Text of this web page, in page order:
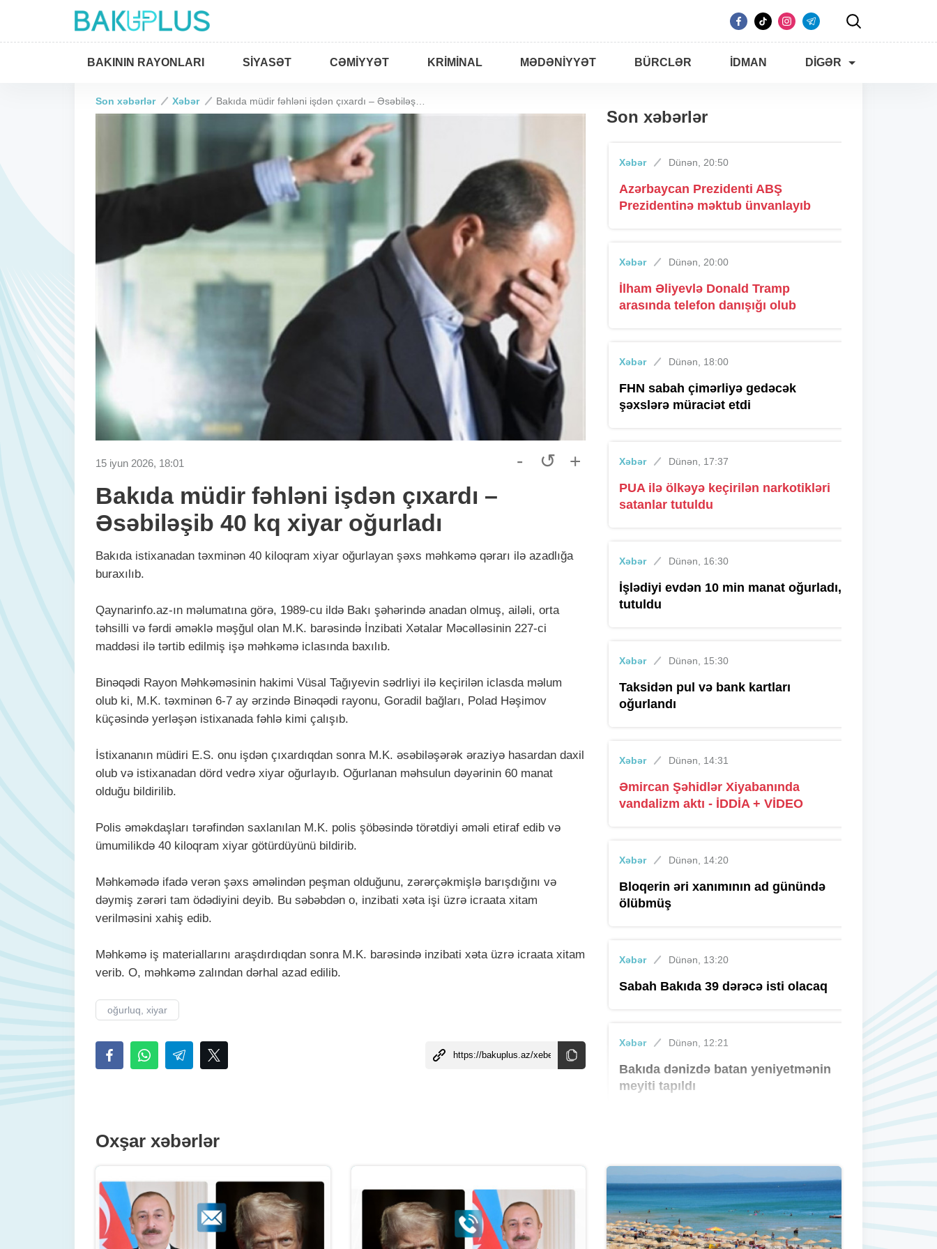
BAKININ RAYONLARI SIYASƏT CƏMIYYƏT KRIMINAL MƏDƏNIYYƏT BÜRCLƏR İDMAN DIGƏR
Son xəbərlər Xəbər
15 iyun 2026, 18:01 - ↺ +
Bakıda müdir fəhləni işdən çıxardı –
Əsəbiləşib 40 kq xiyar oğurladı
Bakıda istixanadan təxminən 40 kiloqram xiyar oğurlayan şəxs məhkəmə qərarı ilə azadlığa
buraxılıb.
Qaynarinfo.az-ın məlumatına görə, 1989-cu ildə Bakı şəhərində anadan olmuş, ailəli, orta
təhsilli və fərdi əməklə məşğul olan M.K. barəsində İnzibati Xətalar Məcəlləsinin 227-ci
maddəsi ilə tərtib edilmiş işə məhkəmə iclasında baxılıb.
Binəqədi Rayon Məhkəməsinin hakimi Vüsal Tağıyevin sədrliyi ilə keçirilən iclasda məlum
olub ki, M.K. təxminən 6-7 ay ərzində Binəqədi rayonu, Goradil bağları, Polad Həşimov
küçəsində yerləşən istixanada fəhlə kimi çalışıb.
İstixananın müdiri E.S. onu işdən çıxardıqdan sonra M.K. əsəbiləşərək əraziyə hasardan daxil
olub və istixanadan dörd vedrə xiyar oğurlayıb. Oğurlanan məhsulun dəyərinin 60 manat
olduğu bildirilib.
Polis əməkdaşları tərəfindən saxlanılan M.K. polis şöbəsində törətdiyi əməli etiraf edib və
ümumilikdə 40 kiloqram xiyar götürdüyünü bildirib.
Məhkəmədə ifadə verən şəxs əməlindən peşman olduğunu, zərərçəkmişlə barışdığını və
dəymiş zərəri tam ödədiyini deyib. Bu səbəbdən o, inzibati xəta işi üzrə icraata xitam
verilməsini xahiş edib.
Məhkəmə iş materiallarını araşdırdıqdan sonra M.K. barəsində inzibati xəta üzrə icraata xitam
verib. O, məhkəmə zalından dərhal azad edilib.
oğurluq, xiyar
Son xəbərlər
Xəbər Dünən, 20:50
Azərbaycan Prezidenti ABŞ
Prezidentinə məktub ünvanlayıb
Xəbər Dünən, 20:00
İlham Əliyevlə Donald Tramp
arasında telefon danışığı olub
Xəbər Dünən, 18:00
FHN sabah çimərliyə gedəcək
şəxslərə müraciət etdi
Xəbər Dünən, 17:37
PUA ilə ölkəyə keçirilən narkotikləri
satanlar tutuldu
Xəbər Dünən, 16:30
İşlədiyi evdən 10 min manat oğurladı,
tutuldu
Xəbər Dünən, 15:30
Taksidən pul və bank kartları
oğurlandı
Xəbər Dünən, 14:31
Əmircan Şəhidlər Xiyabanında
vandalizm aktı - İDDİA + VİDEO
Xəbər Dünən, 14:20
Bloqerin əri xanımının ad günündə
ölübmüş
Xəbər Dünən, 13:20
Sabah Bakıda 39 dərəcə isti olacaq
Xəbər Dünən, 12:21
Bakıda dənizdə batan yeniyetmənin
meyiti tapıldı
Azərbaycandan tranzit keçməklə
Rusiyadan Ermənistana buğda və
daş kömür göndərildi
Oxşar xəbərlər